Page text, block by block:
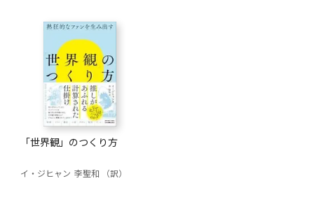
「世界観」のつくり方
イ・ジヒャン 李聖和 （訳）